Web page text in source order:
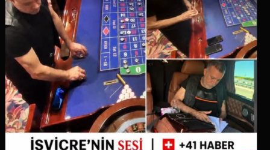
belirgin hale gelmesi üzerine belediye bu uygulamayı
yürürlüğe koyma kararı aldı.
İsviçre’de Bir İlk
İsviçre devlet televizyonu RSI‘nin haberine göre bu
uygulama yalnızca Ticino’da değil, İsviçre genelinde de
bir ilk olma özelliği taşıyor. Bugüne kadar köpek sahipleri
yalnızca dışkıyı temizlemekle yükümlüyken, Chiasso
Belediyesi bu zorunluluğu idrarı da kapsayacak şekilde